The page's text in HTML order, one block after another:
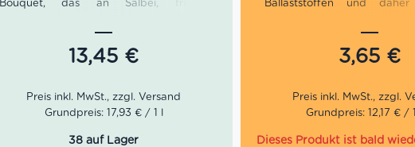
Bouquet, das an Salbei, frische
Im Gaumen würzig, vollmundig, gut
strukturiert und herrlich frisch. Passt
hervorragend zu Krustentieren und
Farbe: Helles Strohgelb.
Stachelbeeren und frisch gemähtem
13,45 €
Grundpreis: 17,93 € / 1 l
38 auf Lager
Ballaststoffen und
Geeignet für
glutenfrei ernähren und
3,65 €
Grundpreis: 12,17 € /
Dieses Produkt ist bald